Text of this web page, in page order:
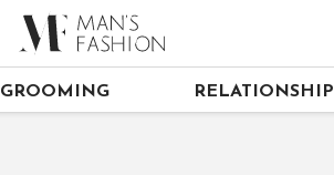
GROOMING RELATIONSHIP